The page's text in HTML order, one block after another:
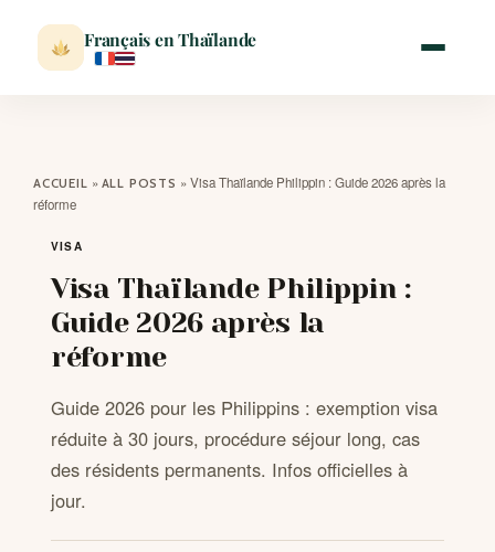
Français en Thaïlande
VISITER
MÉTÉO
EXPATRIATION
ACCUEIL » ALL POSTS » Visa Thaïlande Philippin : Guide 2026 après la
réforme
VISA
Visa Thaïlande Philippin :
Guide 2026 après la
réforme
Guide 2026 pour les Philippins : exemption visa
réduite à 30 jours, procédure séjour long, cas
des résidents permanents. Infos officielles à
jour.